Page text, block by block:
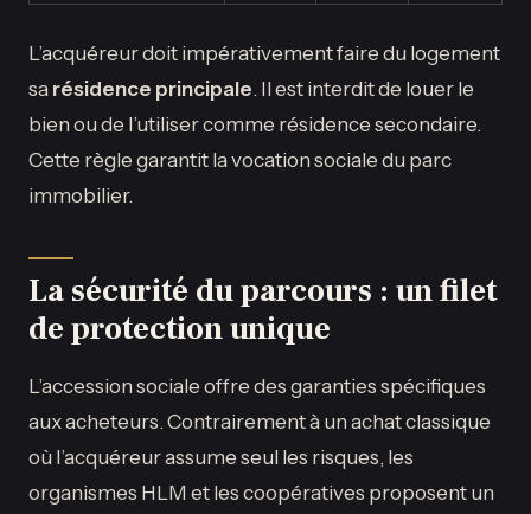
L’acquéreur doit impérativement faire du logement
sa résidence principale. Il est interdit de louer le
bien ou de l’utiliser comme résidence secondaire.
Cette règle garantit la vocation sociale du parc
immobilier.
La sécurité du parcours : un filet
de protection unique
L’accession sociale offre des garanties spécifiques
aux acheteurs. Contrairement à un achat classique
où l’acquéreur assume seul les risques, les
organismes HLM et les coopératives proposent un